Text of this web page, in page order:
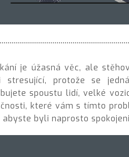
je úžasná věc, ale
stresující, protože se
spoustu lidí, velké
které vám s tímto
abyste byli naprosto